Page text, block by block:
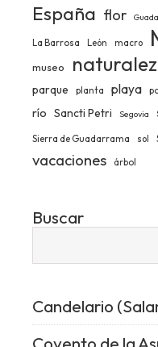
España flor
La Barrosa León macro
museo
parque planta playa
río Sancti Petri Segovia
Sierra de Guadarrama sol
vacaciones árbol
Buscar
Candelario